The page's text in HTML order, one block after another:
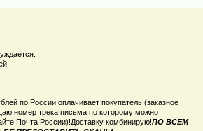
по России оплачивает покупатель (заказное
номер трека письма по которому можно
Почта России)!Доставку комбинирую!ПО ВСЕМ